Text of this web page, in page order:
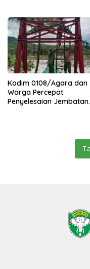
Kodim 0108/Agara dan
Warga Percepat
Penyelesaian Jembatan